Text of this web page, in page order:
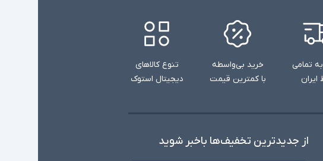
تمامی
ایران
خرید بی‌واسطه
با کمترین قیمت
تنوع کالاهای
دیجیتال استوک
از جدید‌ترین تخفیف‌ها با‌خبر شوید